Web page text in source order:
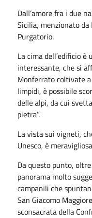
Dall’amore fra i due
Sicilia, menzionato
Purgatorio.
La cima dell’edificio
interessante, che si
Monferrato coltivate
limpidi, è possibile
delle alpi, da cui
pietra”.
La vista sui vigneti,
Unesco, è
Da questo punto,
panorama molto
campanili che
San Giacomo
sconsacrata della